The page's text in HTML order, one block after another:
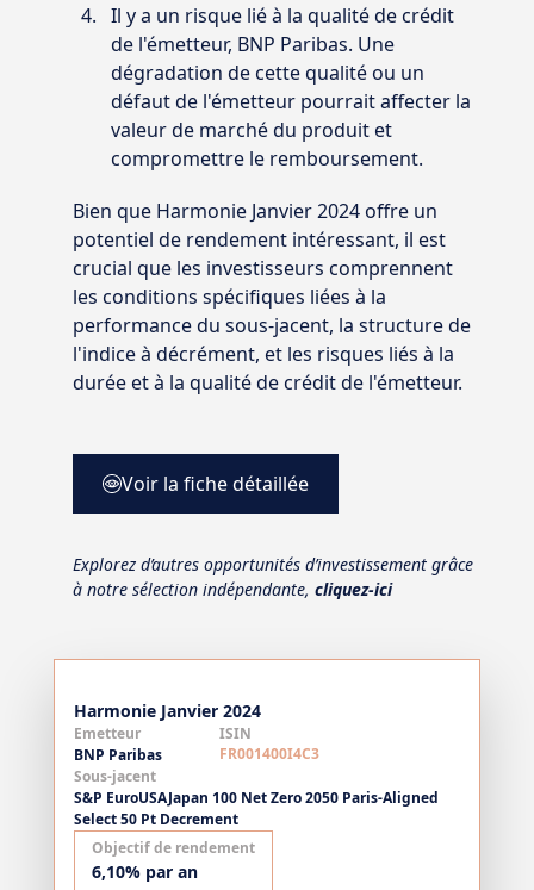
Il y a un risque lié à la qualité de crédit
de l'émetteur, BNP Paribas. Une
dégradation de cette qualité ou un
défaut de l'émetteur pourrait affecter la
valeur de marché du produit et
compromettre le remboursement.
Bien que Harmonie Janvier 2024 offre un
potentiel de rendement intéressant, il est
crucial que les investisseurs comprennent
les conditions spécifiques liées à la
performance du sous-jacent, la structure de
l'indice à décrément, et les risques liés à la
durée et à la qualité de crédit de l'émetteur.
Voir la fiche détaillée
Explorez d’autres opportunités d’investissement grâce
à notre sélection indépendante, cliquez-ici
Harmonie Janvier 2024
Emetteur
BNP Paribas
ISIN
FR001400I4C3
Sous-jacent
S&P EuroUSAJapan 100 Net Zero 2050 Paris-Aligned
Select 50 Pt Decrement
Objectif de rendement
6,10% par an